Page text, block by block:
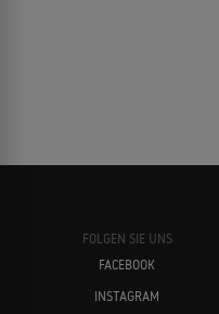
FOLGEN SIE UNS
FACEBOOK
INSTAGRAM